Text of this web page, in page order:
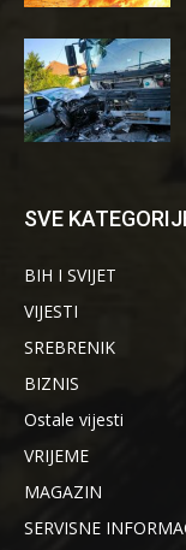
SVE
BIH I SVIJET
VIJESTI
SREBRENIK
BIZNIS
Ostale vijesti
VRIJEME
MAGAZIN
SERVISNE